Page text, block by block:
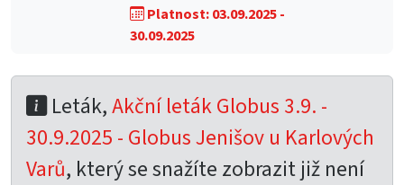
Platnost: 03.09.2025 -
30.09.2025
Leták,Akční leták Globus 3.9. -
30.9.2025 - Globus Jenišov u Karlových
Varů, který se snažíte zobrazit již není